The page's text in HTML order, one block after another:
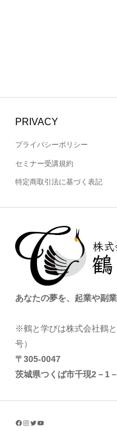
PRIVACY
プライバシーポリシー
セミナー受講規約
特定商取引法に基づく表記
あなたの夢を、起業や副
※鶴と学びは株式会社鶴
号）
〒305‐0047
茨城県つくば市千現2－1